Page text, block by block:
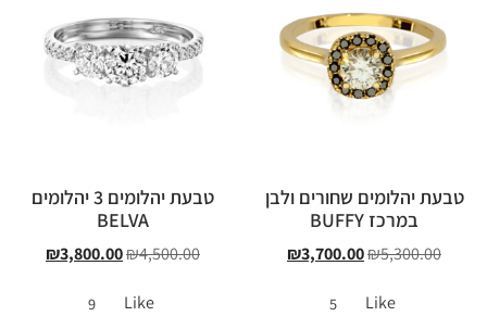
טבעת יהלומים שחורים ולבן
במרכז BUFFY
₪5,300.00
₪3,700.00
Like
5
טבעת יהלומים 3 יהלומים
BELVA
₪4,500.00
₪3,800.00
Like
9